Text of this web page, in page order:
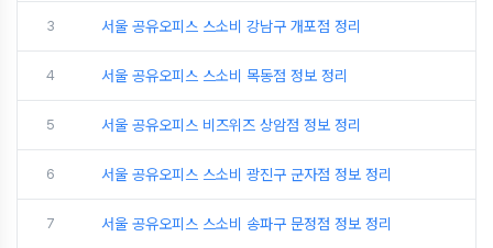
3 서울 공유오피스 스소비 강남구 개포점 정리
4 서울 공유오피스 스소비 목동점 정보 정리
5 서울 공유오피스 비즈위즈 상암점 정보 정리
6 서울 공유오피스 스소비 광진구 군자점 정보 정리
7 서울 공유오피스 스소비 송파구 문정점 정보 정리